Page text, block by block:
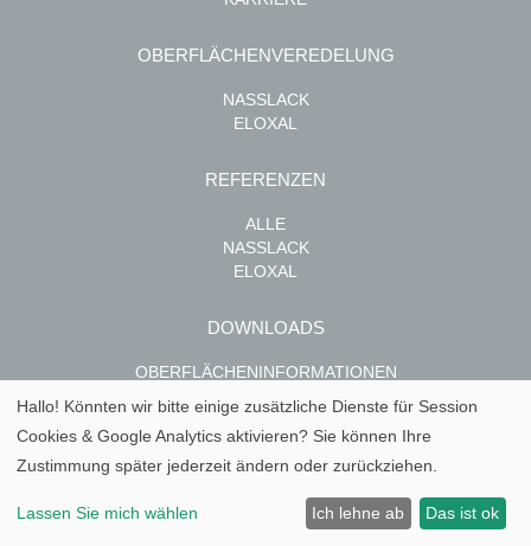
OBERFLÄCHENVEREDELUNG
NASSLACK
ELOXAL
REFERENZEN
ALLE
NASSLACK
ELOXAL
DOWNLOADS
OBERFLÄCHENINFORMATIONEN
PRESSETEXTE
ZERTIFIKATE
BERATUNG
Hallo! Könnten wir bitte einige zusätzliche Dienste für Session
Cookies & Google Analytics aktivieren? Sie können Ihre
Zustimmung später jederzeit ändern oder zurückziehen.
Lassen Sie mich wählen Ich lehne ab Das ist ok